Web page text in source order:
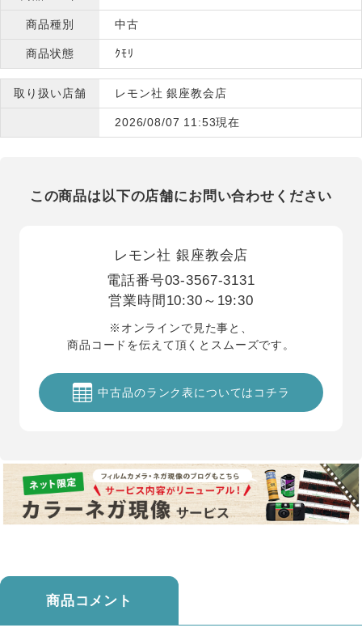
商品種別 中古
商品状態 ｸﾓﾘ
取り扱い店舗 レモン社 銀座教会店
2026/08/07 11:53現在
この商品は以下の店舗にお問い合わせください
レモン社 銀座教会店
電話番号03-3567-3131
営業時間 10:30～19:30
※オンラインで見た事と、
商品コードを伝えて頂くとスムーズです。
中古品のランク表についてはコチラ
商品コメント